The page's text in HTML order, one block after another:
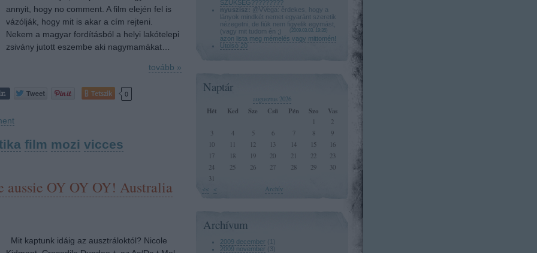
annyit, hogy no comment. A film elején fel is
vázólják, hogy mit is akar a cím rejteni.
Nekem a magyar fordításból a helyi lakótelepi
zsivány jutott eszembe aki nagymamákat…
tovább »
Tetszik 0
film mozi vicces
aussie OY OY OY! Australia
Mit kaptunk idáig az ausztráloktól? Nicole
SZÜKSÉG?????????
nyuszisz:
@VVega: érdekes, hogy a
lányok mindkét nemet egyaránt szeretik
nézegetni, de fiúk nem figyelik egymást,
(vagy mit tudom én ;)
2009.03.03. 19:35)
azon lista meg mémelés vagy mittomén!
Utolsó 20
Naptár
augusztus 2026
Hét Ked Sze Csü Pén Szo Vas
<< < Archív
1
2
3
4 5 6 7 8
9
10
11 12 13 14 15
16
17
18 19 20 21 22
23
24
25 26 27 28 29
30
31
Archívum
2009 december ( 1 )
2009 november ( 3)